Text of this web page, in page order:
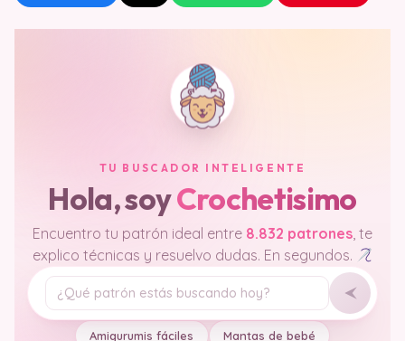
TU BUSCADOR INTELIGENTE
Hola, soyCrochetisimo
Encuentro tu patrón ideal entre 8.832 patrones , te
explico técnicas y resuelvo dudas. En segundos.
Tu pregunta
Amigurumis fáciles Mantas de bebé